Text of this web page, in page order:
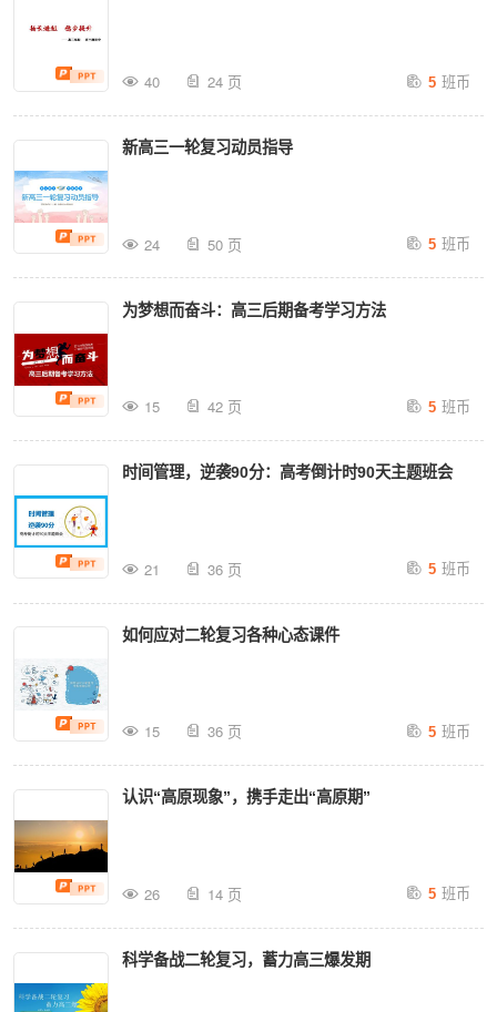
40 24 页 5 班币
新高三一轮复习动员指导
24 50 页 5 班币
为梦想而奋斗：高三后期备考学习方法
15 42 页 5 班币
时间管理，逆袭90分：高考倒计时90天主题班会
21 36 页 5 班币
如何应对二轮复习各种心态课件
15 36 页 5 班币
认识“高原现象”，携手走出“高原期”
26 14 页 5 班币
科学备战二轮复习，蓄力高三爆发期